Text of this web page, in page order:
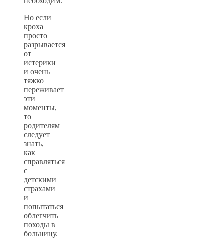
Но если
кроха
просто
разрывается
от
истерики
и очень
тяжко
переживает
эти
моменты,
то
родителям
следует
знать,
как
справляться
с
детскими
страхами
и
попытаться
облегчить
походы в
больницу.